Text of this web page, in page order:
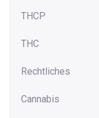
THCP
THC
Rechtliches
Cannabis